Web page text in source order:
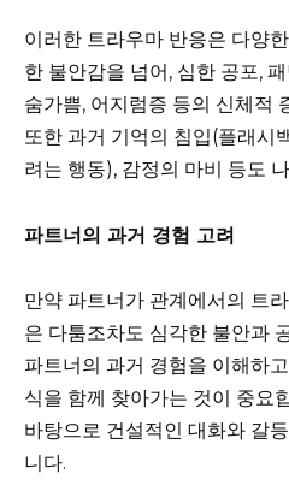
이러한 트라우마 반응은 다양
한 불안감을 넘어, 심한 공포,
숨가쁨, 어지럼증 등의 신체적
또한 과거 기억의 침입(플래시
려는 행동), 감정의 마비 등도
파트너의 과거 경험 고려
만약 파트너가 관계에서의 트
은 다툼조차도 심각한 불안과
파트너의 과거 경험을 이해하
식을 함께 찾아가는 것이 중요
바탕으로 건설적인 대화와 갈
니다.